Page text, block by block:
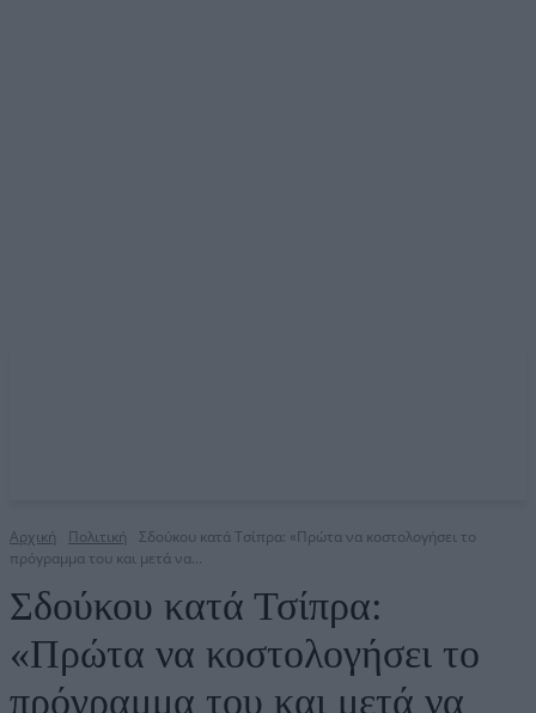
Αρχική Πολιτική
Σδούκου κατά Τσίπρα: «Πρώτα να κοστολογήσει το
πρόγραμμα του και μετά να...
Σδούκου κατά Τσίπρα:
«Πρώτα να κοστολογήσει το
πρόγραμμα του και μετά να